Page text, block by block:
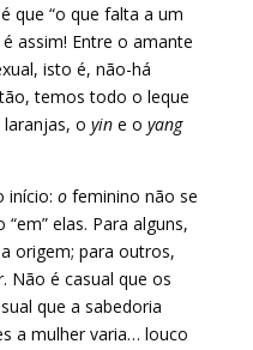
que “o que falta a um
assim! Entre o amante
isto é, não-há
temos todo o leque
o yine o yang
ofeminino não se
elas. Para alguns,
origem; para outros,
Não é casual que os
que a sabedoria
a mulher varia… louco